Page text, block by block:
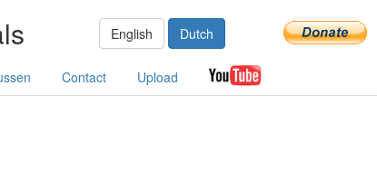
English Dutch
Contact Upload